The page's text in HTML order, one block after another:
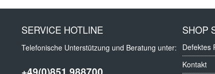
SERVICE HOTLINE
Telefonische Unterstützung und Beratung unter:
SHOP
Defektes
Kontakt